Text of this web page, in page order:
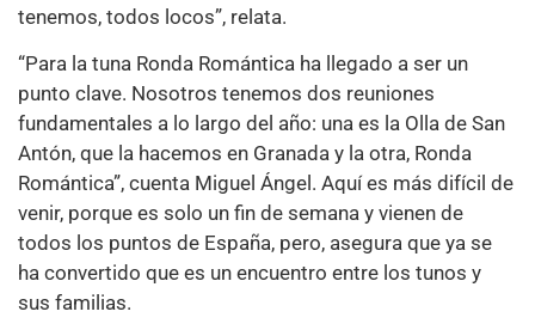
tenemos, todos locos”, relata.
“Para la tuna Ronda Romántica ha llegado a ser un
punto clave. Nosotros tenemos dos reuniones
fundamentales a lo largo del año: una es la Olla de San
Antón, que la hacemos en Granada y la otra, Ronda
Romántica”, cuenta Miguel Ángel. Aquí es más difícil de
venir, porque es solo un fin de semana y vienen de
todos los puntos de España, pero, asegura que ya se
ha convertido que es un encuentro entre los tunos y
sus familias.